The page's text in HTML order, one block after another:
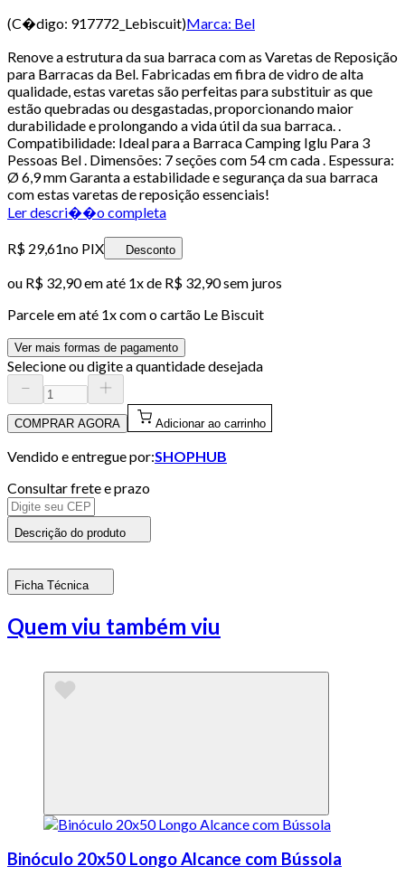
(C�digo: 917772_Lebiscuit)Marca: Bel
Renove a estrutura da sua barraca com as Varetas de Reposição
para Barracas da Bel. Fabricadas em fibra de vidro de alta
qualidade, estas varetas são perfeitas para substituir as que
estão quebradas ou desgastadas, proporcionando maior
durabilidade e prolongando a vida útil da sua barraca. .
Compatibilidade: Ideal para a Barraca Camping Iglu Para 3
Pessoas Bel . Dimensões: 7 seções com 54 cm cada . Espessura:
Ø 6,9 mm Garanta a estabilidade e segurança da sua barraca
com estas varetas de reposição essenciais!
Ler descri��o completa
R$ 29,61no PIX Desconto
ou R$ 32,90em até 1x de R$ 32,90sem juros
Parcele em até 1x com o cartão Le Biscuit
Ver mais formas de pagamento
Selecione ou digite a quantidade desejada
COMPRAR AGORA Adicionar ao carrinho
Vendido e entregue por:SHOPHUB
Consultar frete e prazo
Descrição do produto
Ficha Técnica
Quem viu também viu
Binóculo 20x50 Longo Alcance com Bússola